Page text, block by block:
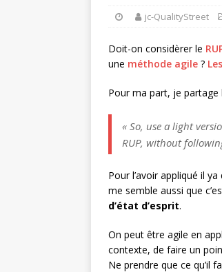
jc-QualityStreet
Doit-on considèrer le
une méthode agile ?
Pour ma part, je partage
« So, use a light
RUP, without
Pour l’avoir appliqué il
me semble aussi que
d’état d’esprit.
On peut être agile en
contexte, de faire un
Ne prendre que ce qu’il